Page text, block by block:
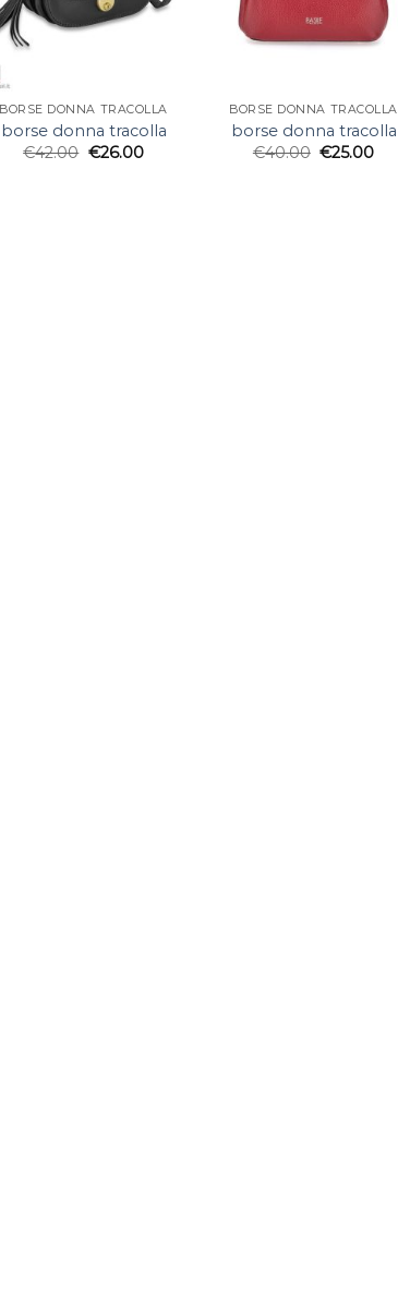
BORSE DONNA TRACOLLA
borse donna tracolla
€42.00 €26.00
BORSE DONNA TRACOLLA
borse donna tracolla
€40.00 €25.00